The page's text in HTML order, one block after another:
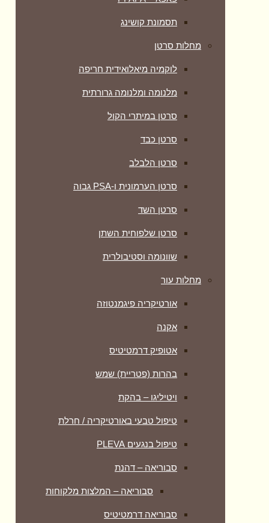
תסמונת קושינג
מחלות סרטן
לוקמיה מיאלואידית חריפה
מלנומה ומלנומה גרורתית
סרטן במיתרי הקול
סרטן כבד
סרטן הלבלב
סרטן הערמונית ו-PSA גבוה
סרטן השד
סרטן שלפוחית השתן
שוונומה וסטיבולרית
מחלות עור
אורטיקריה פיגמנטוזה
אקנה
אטופיק דרמטיטיס
בהרות (פטריית) שמש
ויטיליגו – בהקת
טיפול טבעי באורטיקריה / חרלת
טיפול בנגעים PLEVA
סבוריאה – דהנת
סבוריאה – המלצות מלקוחות
סבוריאה דרמטיטיס